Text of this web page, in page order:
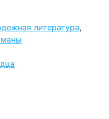
литература,